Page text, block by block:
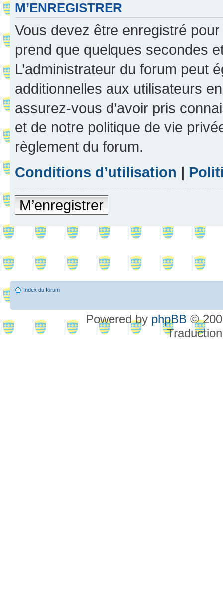
M’ENREGISTRER
Vous devez être enregistré
prend que quelques secondes
L’administrateur du forum peut
additionnelles aux utilisateurs
assurez-vous d’avoir pris
et de notre politique de vie
règlement du forum.
Conditions d’utilisation |
M’enregistrer
Index du forum
Powered by phpBB ©